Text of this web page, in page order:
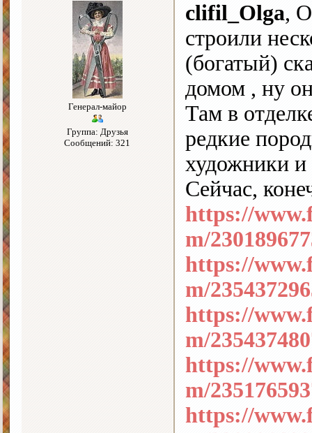
Генерал-майор
Группа: Друзья
Сообщений: 321
clifil_Olga,
строили
(богатый)
домом , ну
Там в
редкие
художники и
Сейчас,
https://
m/
https://
m/
https://
m/
https://
m/
https://